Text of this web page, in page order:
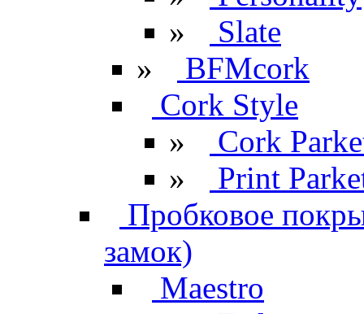
»
Slate
»
BFMcork
Cork Style
»
Cork
»
Print
Пробковое
замок)
Maestro